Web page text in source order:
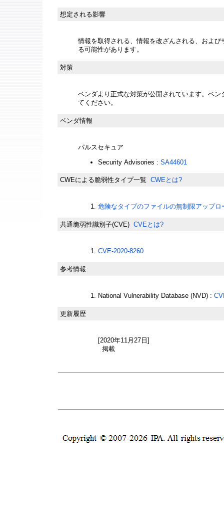
想定される影響
情報を取得される、情報を改ざんされる、およ
る可能性があります。
対策
ベンダより正式な対策が公開されています。ベ
てください。
ベンダ情報
パルスセキュア
Security Advisories : SA44601
CWEによる脆弱性タイプ一覧 CWEとは?
危険なタイプのファイルの無制限アップロ
共通脆弱性識別子(CVE) CVEとは?
CVE-2020-8260
参考情報
National Vulnerability Database (NVD) :
更新履歴
[2020年11月27日]
掲載